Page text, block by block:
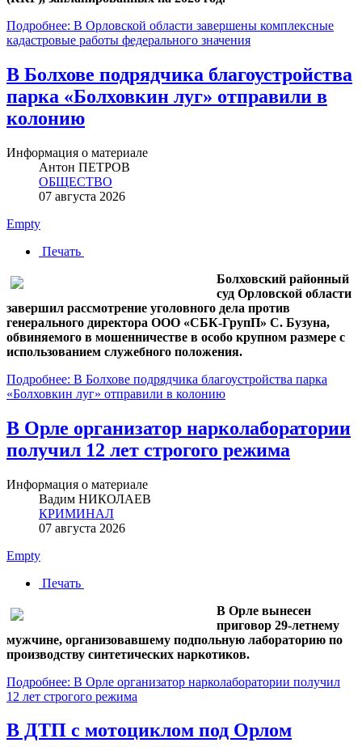
Подробнее: В Орловской области завершены комплексные
кадастровые работы федерального значения
В Болхове подрядчика благоустройства
парка «Болховкин луг» отправили в
колонию
Информация о материале
Антон ПЕТРОВ
ОБЩЕСТВО
07 августа 2026
Empty
Печать
Болховский районный
суд Орловской области
завершил рассмотрение уголовного дела против
генерального директора ООО «СБК-ГрупП» С. Бузуна,
обвиняемого в мошенничестве в особо крупном размере с
использованием служебного положения.
Подробнее: В Болхове подрядчика благоустройства парка
«Болховкин луг» отправили в колонию
В Орле организатор нарколаборатории
получил 12 лет строгого режима
Информация о материале
Вадим НИКОЛАЕВ
КРИМИНАЛ
07 августа 2026
Empty
Печать
В Орле вынесен
приговор 29-летнему
мужчине, организовавшему подпольную лабораторию по
производству синтетических наркотиков.
Подробнее: В Орле организатор нарколаборатории получил
12 лет строгого режима
В ДТП с мотоциклом под Орлом